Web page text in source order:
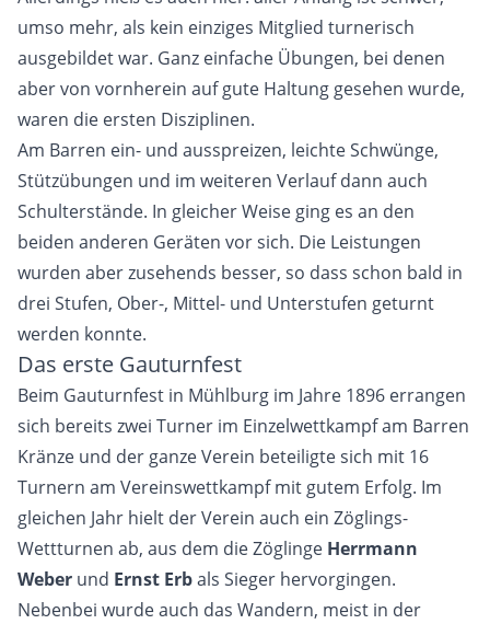
umso mehr, als kein einziges Mitglied turnerisch
ausgebildet war. Ganz einfache Übungen, bei denen
aber von vornherein auf gute Haltung gesehen wurde,
waren die ersten Disziplinen.
Am Barren ein- und ausspreizen, leichte Schwünge,
Stützübungen und im weiteren Verlauf dann auch
Schulterstände. In gleicher Weise ging es an den
beiden anderen Geräten vor sich. Die Leistungen
wurden aber zusehends besser, so dass schon bald in
drei Stufen, Ober-, Mittel- und Unterstufen geturnt
werden konnte.
Das erste Gauturnfest
Beim Gauturnfest in Mühlburg im Jahre 1896 errangen
sich bereits zwei Turner im Einzelwettkampf am Barren
Kränze und der ganze Verein beteiligte sich mit 16
Turnern am Vereinswettkampf mit gutem Erfolg. Im
gleichen Jahr hielt der Verein auch ein Zöglings-
Wettturnen ab, aus dem die Zöglinge Herrmann
Weber und Ernst Erbals Sieger hervorgingen.
Nebenbei wurde auch das Wandern, meist in der